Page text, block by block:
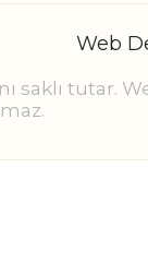
Web
saklı tutar.